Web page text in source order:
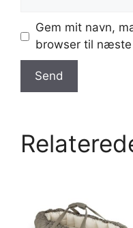
Gem mit navn,
browser til næste